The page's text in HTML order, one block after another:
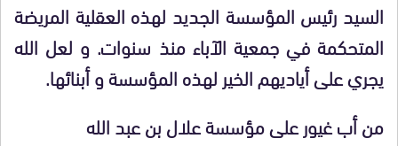
السيد رئيس المؤسسة الجديد لهذه العقلية المريضة
المتحكمة في جمعية الآباء منذ سنوات. و لعل الله
يجري على أياديهم الخير لهذه المؤسسة و أبنائها.
من أب غيور على مؤسسة علال بن عبد الله